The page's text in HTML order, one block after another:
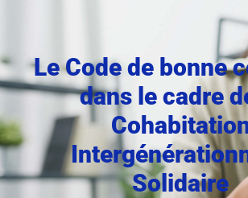
Le Code de bonne
dans le cadre
Solidaire